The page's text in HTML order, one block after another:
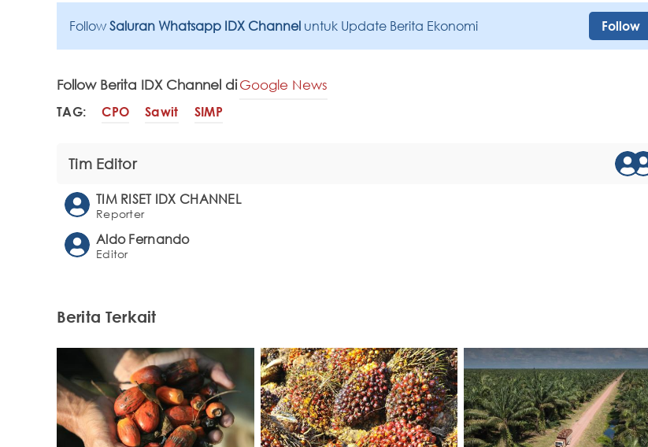
Follow Saluran Whatsapp IDX Channel untuk Update Berita Ekonomi Follow
Follow Berita IDX Channel diGoogle News
TAG: CPO Sawit SIMP
Tim Editor
TIM RISET IDX CHANNEL
Reporter
Aldo Fernando
Editor
Berita Terkait